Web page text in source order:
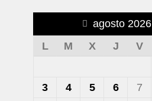
agosto 2026
L
M X J V
3
4 5 6 7